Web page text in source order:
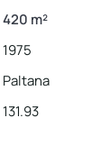
420 m²
1975
Paltana
131.93